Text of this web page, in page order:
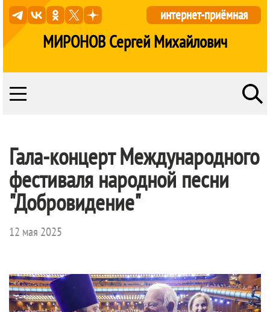
МИРОНОВ Сергей Михайлович
интернет-приёмная
Гала-концерт Международного
фестиваля народной песни
"Добровидение"
12 мая 2025